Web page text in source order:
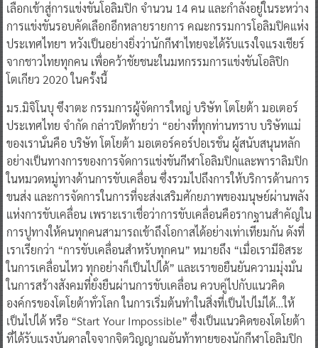
เลือกเข้าสู่การแข่งขันโอลิมปิก จำนวน 14 คน และกำลังอยู่ในระหว่าง
การแข่งขันรอบคัดเลือกอีกหลายรายการ คณะกรรมการโอลิมปิคแห่ง
ประเทศไทยฯ หวังเป็นอย่างยิ่งว่านักกีฬาไทยจะได้รับแรงใจแรงเชียร์
จากชาวไทยทุกคน เพื่อคว้าชัยชนะในมหกรรมการแข่งขันโอลิปิก
โตเกียว 2020 ในครั้งนี้
มร.มิจิโนบุ ซึงาตะ กรรมการผู้จัดการใหญ่ บริษัท โตโยต้า มอเตอร์
ประเทศไทย จำกัด กล่าวปิดท้ายว่า “อย่างที่ทุกท่านทราบ บริษัทแม่
ของเรานั่นคือ บริษัท โตโยต้า มอเตอร์คอร์ปอเรชั่น ผู้สนับสนุนหลัก
อย่างเป็นทางการของการจัดการแข่งขันกีฬาโอลิมปิกและพาราลิมปิก
ในหมวดหมู่ทางด้านการขับเคลื่อน ซึ่งรวมไปถึงการให้บริการด้านการ
ขนส่ง และการจัดการในการที่จะส่งเสริมศักยภาพของมนุษย์ผ่านพลัง
แห่งการขับเคลื่อน เพราะเราเชื่อว่าการขับเคลื่อนคือรากฐานสำคัญใน
การปูทางให้คนทุกคนสามารถเข้าถึงโอกาสได้อย่างเท่าเทียมกัน ดังที่
เราเรียกว่า “การขับเคลื่อนสำหรับทุกคน” หมายถึง “เมื่อเรามีอิสระ
ในการเคลื่อนไหว ทุกอย่างก็เป็นไปได้” และเราขอยืนยันความมุ่งมั่น
ในการสร้างสังคมที่ยั่งยืนผ่านการขับเคลื่อน ควบคู่ไปกับแนวคิด
องค์กรของโตโยต้าทั่วโลก ในการเริ่มต้นทำในสิ่งที่เป็นไปไม่ได้…ให้
เป็นไปได้ หรือ “Start Your Impossible” ซึ่งเป็นแนวคิดของโตโยต้า
ที่ได้รับแรงบันดาลใจจากจิตวิญญาณอันท้าทายของนักกีฬาโอลิมปิก